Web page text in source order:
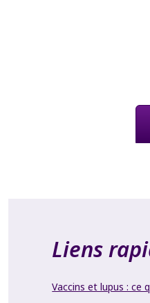
Liens
Vaccins et lupus : ce